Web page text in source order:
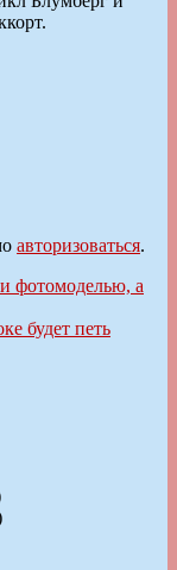
авторизоваться.
фотомоделью, а
будет петь